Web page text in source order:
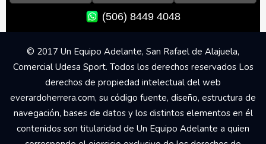
(506) 8449 4048
© 2017 Un Equipo Adelante, San Rafael de Alajuela,
Comercial Udesa Sport. Todos los derechos reservados Los
derechos de propiedad intelectual del web
everardoherrera.com, su código fuente, diseño, estructura de
navegación, bases de datos y los distintos elementos en él
contenidos son titularidad de Un Equipo Adelante a quien